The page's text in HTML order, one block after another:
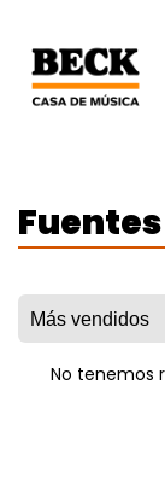
No tenemos